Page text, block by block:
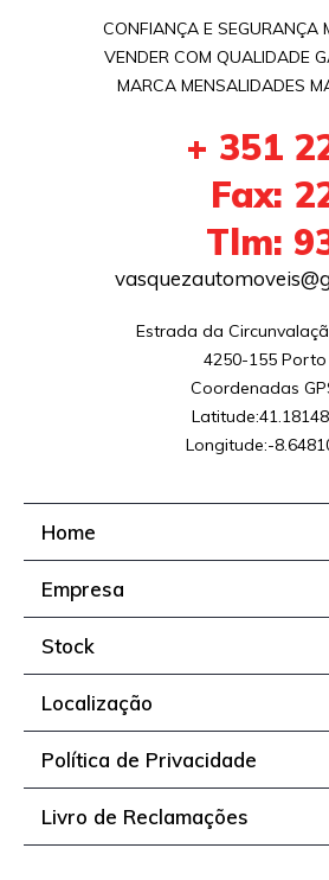
CONFIANÇA E SEGURANÇA
VENDER COM QUALIDADE
MARCA MENSALIDADES
+ 351
Fax:
Tlm:
Estrada da
4250-155 Porto
Coordenadas
Longitude:-
Home
Empresa
Stock
Localização
Política de Privacidade
Livro de Reclamações